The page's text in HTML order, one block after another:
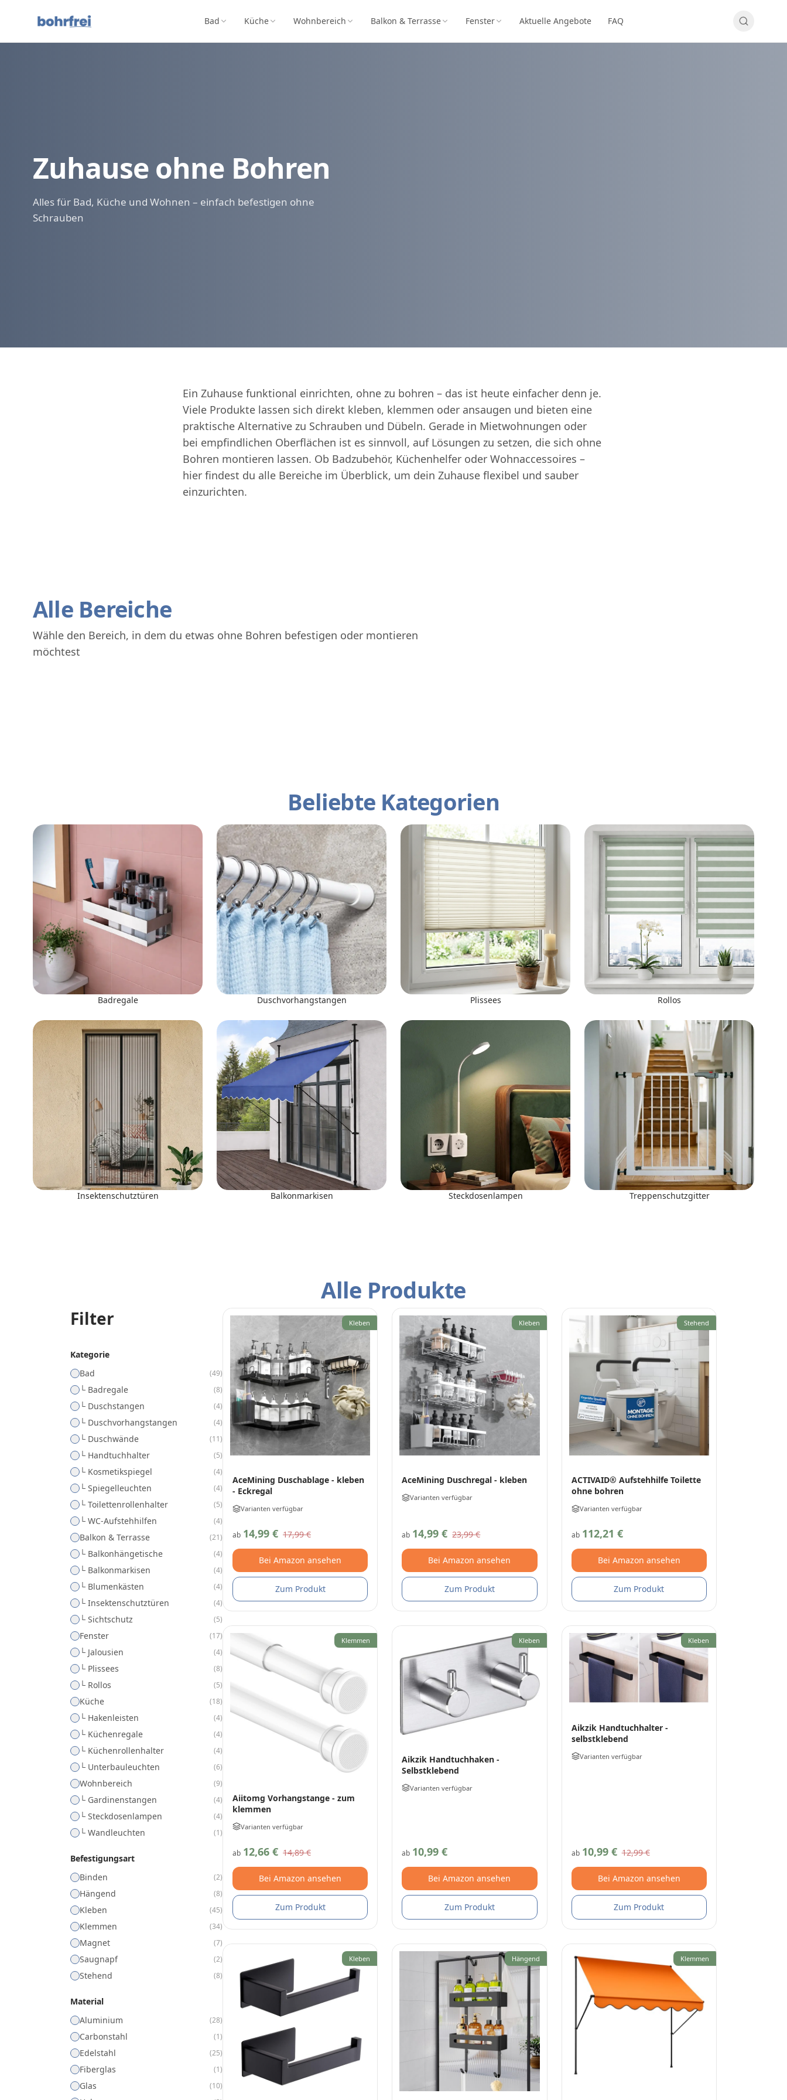
Bad Küche Wohnbereich Balkon & Terrasse Fenster Aktuelle Angebote FAQ
Zuhause ohne Bohren
Alles für Bad, Küche und Wohnen – einfach befestigen ohne
Schrauben
Ein Zuhause funktional einrichten, ohne zu bohren – das ist heute einfacher denn je.
Viele Produkte lassen sich direkt kleben, klemmen oder ansaugen und bieten eine
praktische Alternative zu Schrauben und Dübeln. Gerade in Mietwohnungen oder
bei empfindlichen Oberflächen ist es sinnvoll, auf Lösungen zu setzen, die sich ohne
Bohren montieren lassen. Ob Badzubehör, Küchenhelfer oder Wohnaccessoires –
hier findest du alle Bereiche im Überblick, um dein Zuhause flexibel und sauber
einzurichten.
Alle Bereiche
Wähle den Bereich, in dem du etwas ohne Bohren befestigen oder montieren
möchtest
Bad
Beliebte Kategorien
Badregale Duschvorhangstangen Plissees Rollos
Insektenschutztüren Balkonmarkisen Steckdosenlampen Treppenschutzgitter
Alle Produkte
Filter
Kategorie
Bad
(49)
└ Badregale (8)
└ Duschstangen (4)
└ Duschvorhangstangen (4)
└ Duschwände (11)
└ Handtuchhalter (5)
└ Kosmetikspiegel (4)
└ Spiegelleuchten (4)
└ Toilettenrollenhalter (5)
└ WC-Aufstehhilfen (4)
Balkon & Terrasse (21)
└ Balkonhängetische (4)
└ Balkonmarkisen (4)
└ Blumenkästen (4)
└ Insektenschutztüren (4)
└ Sichtschutz (5)
Fenster (17)
└ Jalousien (4)
└ Plissees (8)
└ Rollos (5)
Küche (18)
└ Hakenleisten (4)
└ Küchenregale (4)
└ Küchenrollenhalter (4)
└ Unterbauleuchten (6)
Wohnbereich (9)
└ Gardinenstangen (4)
└ Steckdosenlampen (4)
└ Wandleuchten (1)
Befestigungsart
Binden
(2)
Hängend (8)
Kleben (45)
Klemmen (34)
Magnet (7)
Saugnapf (2)
Stehend (8)
Material
Aluminium
(28)
Carbonstahl (1)
Edelstahl (25)
Fiberglas (1)
Glas (10)
Kleben
AceMining Duschablage - kleben
- Eckregal
Varianten verfügbar
ab 14,99 € 17,99 €
Bei Amazon ansehen
Zum Produkt
Kleben
AceMining Duschregal - kleben
Varianten verfügbar
ab 14,99 € 23,99 €
Bei Amazon ansehen
Zum Produkt
Stehend
ACTIVAID® Aufstehhilfe Toilette
ohne bohren
Varianten verfügbar
ab 112,21 €
Bei Amazon ansehen
Zum Produkt
Klemmen
Aiitomg Vorhangstange - zum
klemmen
Varianten verfügbar
ab 12,66 € 14,89 €
Bei Amazon ansehen
Zum Produkt
Kleben
Aikzik Handtuchhaken -
Selbstklebend
Varianten verfügbar
ab 10,99 €
Bei Amazon ansehen
Zum Produkt
Kleben
Aikzik Handtuchhalter -
selbstklebend
Varianten verfügbar
ab 10,99 € 12,99 €
Bei Amazon ansehen
Zum Produkt
Kleben Hängend Klemmen